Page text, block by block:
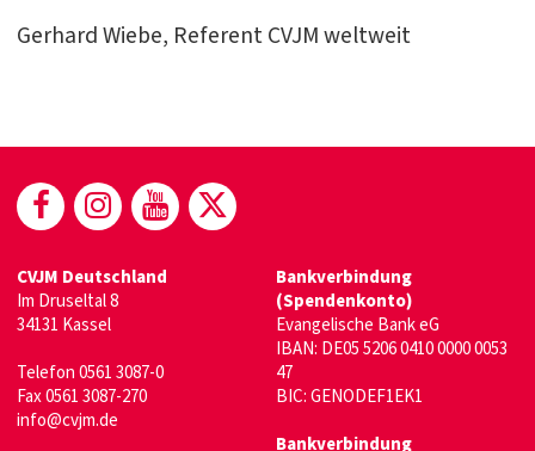
Gerhard Wiebe, Referent CVJM weltweit
(öffnet in neuem Fenster)
(öffnet in neuem Fenster)
(öffnet in neuem Fenster)
(öffnet in neuem
CVJM Deutschland
Im Druseltal 8
34131 Kassel
Telefon 0561 3087-0
Fax 0561 3087-270
info@cvjm.de
Bankverbindung
(Spendenkonto)
Evangelische Bank eG
IBAN: DE05 5206 0410 0000 0053
47
BIC: GENODEF1EK1
Bankverbindung